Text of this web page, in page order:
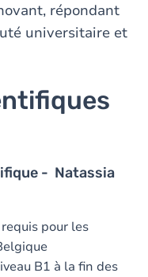
répondant
universitaire et
- Natassia
pour les
B1 à la fin des